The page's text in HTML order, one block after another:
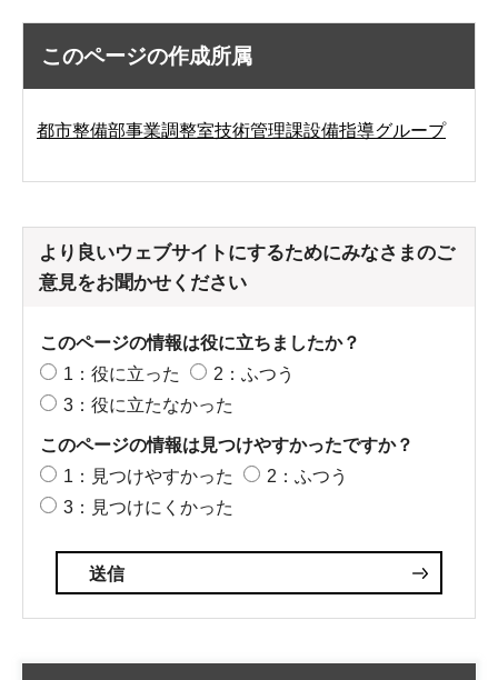
このページの作成所属
都市整備部事業調整室技術管理課設備指導グループ
より良いウェブサイトにするためにみなさまのご
意見をお聞かせください
このページの情報は役に立ちましたか？
1：役に立った
2：ふつう
3：役に立たなかった
このページの情報は見つけやすかったですか？
1：見つけやすかった
2：ふつう
3：見つけにくかった